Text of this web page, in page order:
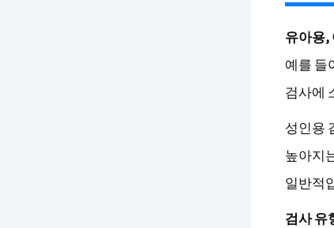
유아용,
예를 들
검사에
성인용
높아지
일반적
검사 유